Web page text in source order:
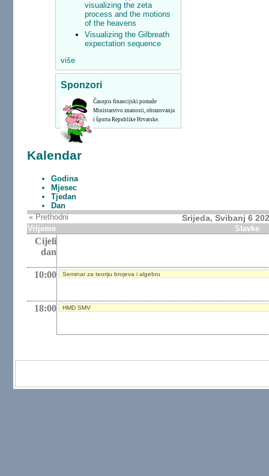
visualizing the zeta
process and the motions
of the heavens
Visualizing the Gilbreath
expectation sequence
više
Sponzori
Časopis financijski pomaže
Ministarstvo znanosti, obrazovanja
i športa Republike Hrvatske.
Kalendar
Godina
Mjesec
Tjedan
Dan
« Prethodni
Srijeda, Svibanj 6
Vrijeme Stavke
Cijeli
dan
10:00 Seminar za teoriju brojeva i algebru
18:00 HMD SMV